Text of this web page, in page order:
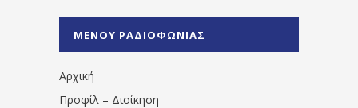
1531194763766854/" artist="" ]
ΜΕΝΟΥ ΡΑΔΙΟΦΩΝΙΑΣ
Αρχική
Προφίλ – Διοίκηση